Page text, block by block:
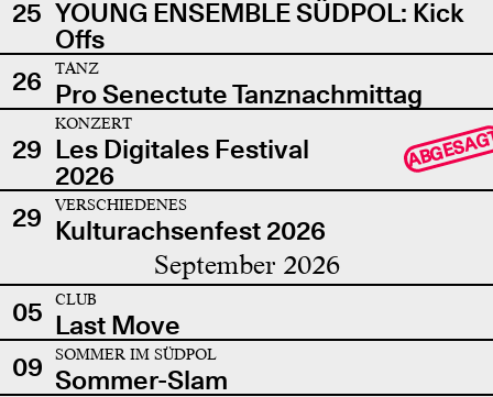
25 YOUNG ENSEMBLE SÜDPOL: Kick
Offs
26
TANZ
Pro Senectute Tanznachmittag
29
KONZERT
Les Digitales Festival
2026
29 VERSCHIEDENES
Kulturachsenfest 2026
September 2026
05 CLUB
Last Move
09
SOMMER IM SÜDPOL
Sommer-Slam